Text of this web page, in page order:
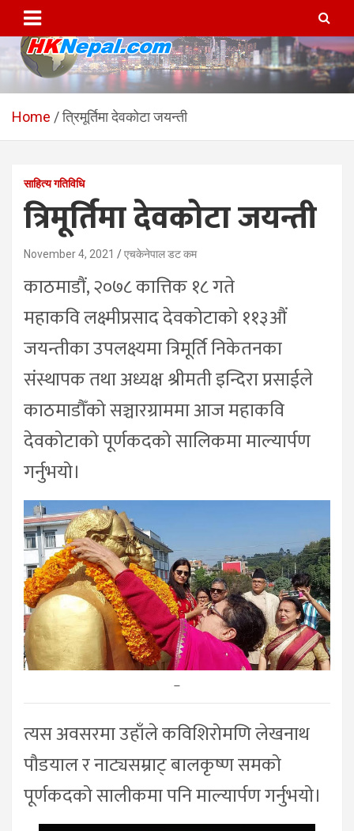
content
HKNepal.com – हङकङबाट
सञ्चालित पहिलो नेपाली अनलाईन
hknepal, hknepal.com, hk nepal, hk nepal com
Home त्रिमूर्तिमा देवकोटा जयन्ती
साहित्य गतिविधि
त्रिमूर्तिमा देवकोटा जयन्ती
November 4, 2021 एचकेनेपाल डट कम
काठमाडौं, २०७८ कात्तिक १८ गते
महाकवि लक्ष्मीप्रसाद देवकोटाको ११३औं
जयन्तीका उपलक्ष्यमा त्रिमूर्ति निकेतनका
संस्थापक तथा अध्यक्ष श्रीमती इन्दिरा प्रसाईले
काठमाडौँको सञ्चारग्राममा आज महाकवि
देवकोटाको पूर्णकदको सालिकमा माल्यार्पण
गर्नुभयो।
–
त्यस अवसरमा उहाँले कविशिरोमणि लेखनाथ
पौडयाल र नाट्यसम्राट् बालकृष्ण समको
पूर्णकदको सालीकमा पनि माल्यार्पण गर्नुभयो।